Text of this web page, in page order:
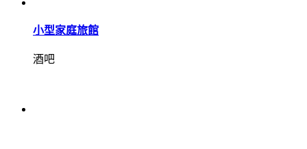
小型家庭旅館
酒吧